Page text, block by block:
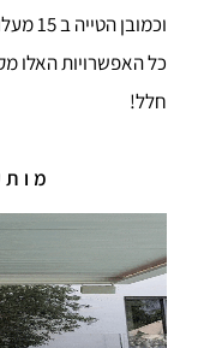
וכמובן הטייה ב 15 מעלות
כל האפשרויות האלו
חלל!